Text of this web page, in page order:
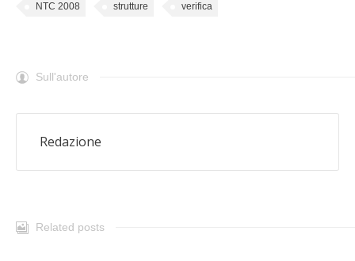
NTC 2008 strutture verifica
Sull'autore
Redazione
Related posts